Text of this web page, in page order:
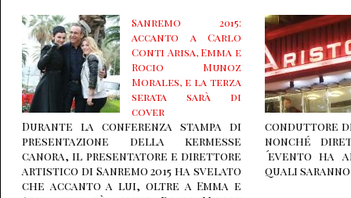
Sanremo 2015:
accanto a Carlo
Conti Arisa, Emma e
Rocio Munoz
Morales, e la terza
serata sarà di
cover
Durante la conferenza stampa di
presentazione della kermesse
canora, il presentatore e direttore
artistico di Sanremo 2015 ha svelato
che accanto a lui, oltre a Emma e
conduttore
nonché
´evento ha
quali saranno